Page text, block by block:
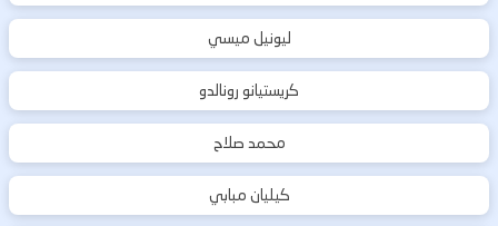
ليونيل ميسي
كريستيانو رونالدو
محمد صلاح
كيليان مبابي